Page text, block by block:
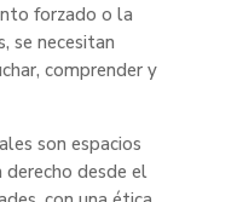
forzado o la
se necesitan
comprender y
son espacios
derecho desde el